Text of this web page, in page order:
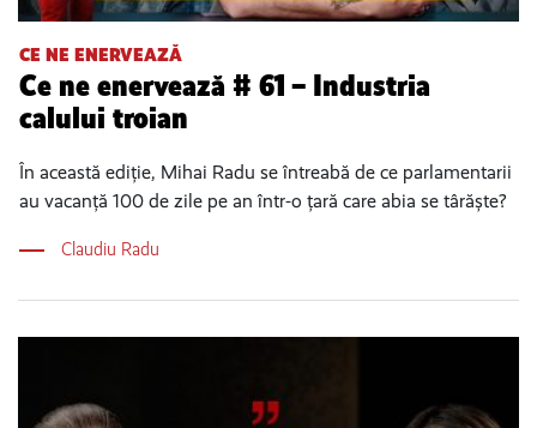
CE NE ENERVEAZĂ
Ce ne enervează # 61 – Industria
calului troian
În această ediție, Mihai Radu se întreabă de ce parlamentarii
au vacanță 100 de zile pe an într-o țară care abia se târăște?
Claudiu Radu